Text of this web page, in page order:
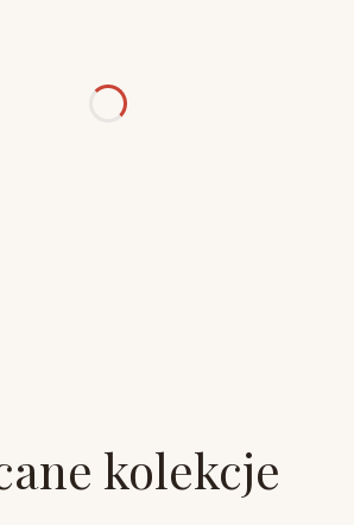
kolekcje